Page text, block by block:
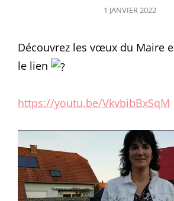
POSTED
1 JANVIER 2022
Découvrez les vœux du Maire
le lien
https://youtu.be/VkvbibBxSqM